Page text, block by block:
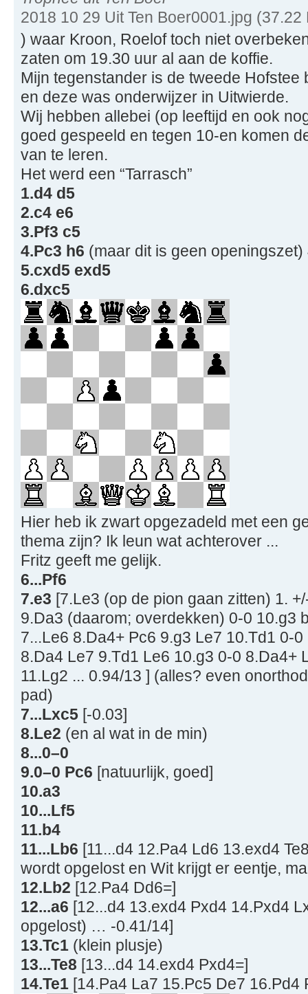
2018 10 29 Uit Ten Boer0001.jpg
) waar Kroon, Roelof toch niet
zaten om 19.30 uur al aan de koffie.
Mijn tegenstander is de tweede
en deze was onderwijzer in Uitwierde.
Wij hebben allebei (op leeftijd en ook
goed gespeeld en tegen 10-en komen
van te leren.
Het werd een “Tarrasch”
1.d4 d5
2.c4 e6
3.Pf3 c5
4.Pc3 h6 (maar dit is geen openingszet)
5.cxd5 exd5
6.dxc5
Hier heb ik zwart opgezadeld met een
thema zijn? Ik leun wat achterover ...
Fritz geeft me gelijk.
6...Pf6
7.e3 [7.Le3 (op de pion gaan zitten) 1.
9.Da3 (daarom; overdekken) 0-0 10.g3
7...Le6 8.Da4+ Pc6 9.g3 Le7 10.Td1 0-
8.Da4 Le7 9.Td1 Le6 10.g3 0-0 8.Da4+
11.Lg2 ... 0.94/13 ] (alles? even
pad)
7...Lxc5 [-0.03]
8.Le2 (en al wat in de min)
8...0–0
9.0–0 Pc6 [natuurlijk, goed]
10.a3
10...Lf5
11.b4
11...Lb6 [11...d4 12.Pa4 Ld6 13.exd4
wordt opgelost en Wit krijgt er eentje,
12.Lb2 [12.Pa4 Dd6=]
12...a6 [12...d4 13.exd4 Pxd4 14.Pxd4
opgelost) … -0.41/14]
13.Tc1 (klein plusje)
13...Te8 [13...d4 14.exd4 Pxd4=]
14.Te1 [14.Pa4 La7 15.Pc5 De7 16.Pd4